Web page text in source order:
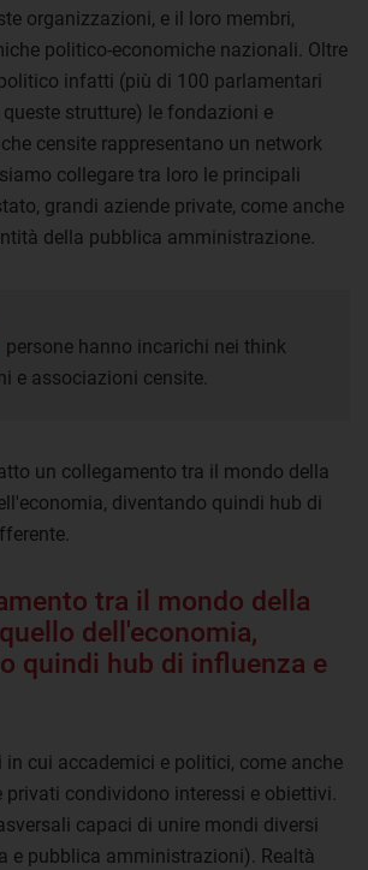
organizzazioni, e il loro membri,
politico-economiche nazionali. Oltre
infatti (più di 100 parlamentari
strutture) le fondazioni e
censite rappresentano un network
collegare tra loro le principali
grandi aziende private, come anche
della pubblica amministrazione.
persone hanno incarichi nei think
e associazioni censite.
un collegamento tra il mondo della
diventando quindi hub di
tra il mondo della
dell'economia,
quindi hub di influenza e
cui accademici e politici, come anche
condividono interessi e obiettivi.
capaci di unire mondi diversi
e pubblica amministrazioni). Realtà